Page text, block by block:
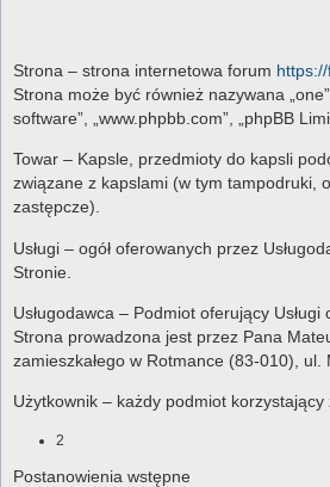
Strona – strona internetowa forum
Strona może być również nazywana
software”, „www.phpbb.com”, „phpBB
Towar – Kapsle, przedmioty do kapsli
związane z kapslami (w tym tampodruki,
zastępcze).
Usługi – ogół oferowanych przez
Stronie.
Usługodawca – Podmiot oferujący Usługi
Strona prowadzona jest przez Pana
zamieszkałego w Rotmance (83-010), ul.
Użytkownik – każdy podmiot korzystający
2
Postanowienia wstępne